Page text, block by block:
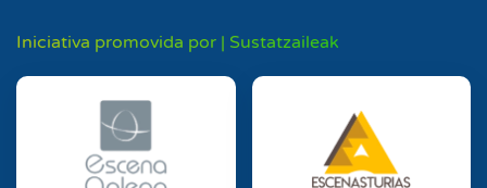
Iniciativa promovida por | Sustatzaileak